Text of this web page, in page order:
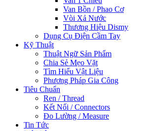
Van Bồn / Phao Cơ
Vòi Xả Nước
Thương Hiệu Dismy
Dụng Cụ Điện Cầm Tay
Kỹ Thuật
Thuật Ngữ Sản Phẩm
Chia Sẻ Mẹo Vặt
Tìm Hiểu Vật Liệu
Phương Pháp Gia Công
Tiêu Chuẩn
Ren / Thread
Kết Nối / Connectors
Đo Lường / Measure
Tin Tức